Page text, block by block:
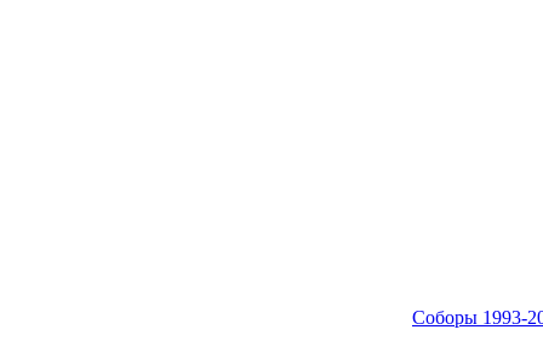
Соборы 1993-